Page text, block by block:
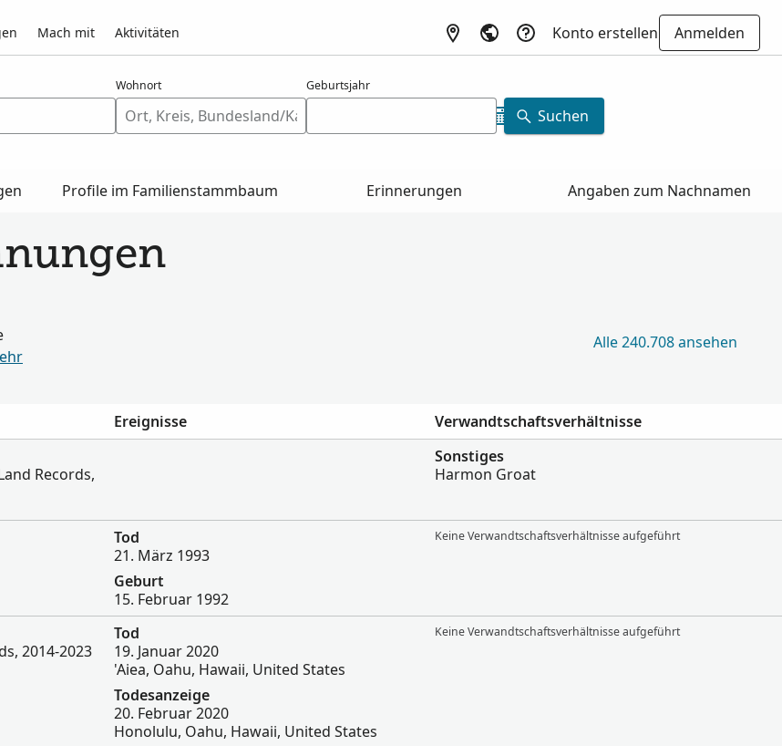
Mach mit Aktivitäten Konto erstellen
Anmelden
Wohnort Geburtsjahr
Suchen
Profile im Familienstammbaum Erinnerungen Angaben zum Nachnamen
Alle 240.708 ansehen
Ereignisse
Verwandtschaftsverhältnisse
Records,
Sonstiges
Harmon Groat
Tod
21. März 1993
Geburt
15. Februar 1992
Keine Verwandtschaftsverhältnisse aufgeführt
2014-2023
Tod
19. Januar 2020
'Aiea, Oahu, Hawaii, United States
Todesanzeige
20. Februar 2020
Honolulu, Oahu, Hawaii, United States
Keine Verwandtschaftsverhältnisse aufgeführt